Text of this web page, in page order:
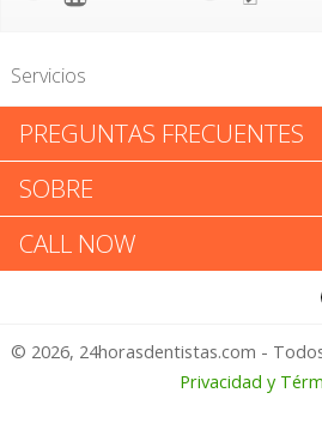
Servicios
Samuel Meyer
Samuel Meyer:
Experiencia
1 – No Feliz
PREGUNTAS FRECUENTES
SOBRE
CALL NOW
© 2026, 24horasdentistas.com -
Privacidad y